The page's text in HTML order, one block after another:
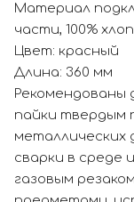
Материал
части, 100%
Цвет: красный
Длина: 360 мм
Рекомендованы
пайки твердым
металлических
сварки в среде
газовым